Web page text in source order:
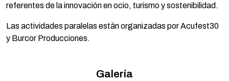
referentes de la innovación en ocio, turismo y sostenibilidad.
Las actividades paralelas están organizadas por Acufest30
y Burcor Producciones.
Galería